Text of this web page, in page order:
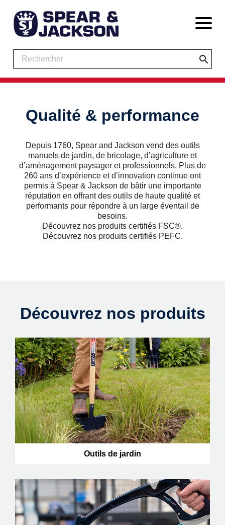
search
Qualité & performance
Depuis 1760, Spear and Jackson vend des outils
manuels de jardin, de bricolage, d’agriculture et
d’aménagement paysager et professionnels. Plus de
260 ans d’expérience et d’innovation continue ont
permis à Spear & Jackson de bâtir une importante
réputation en offrant des outils de haute qualité et
performants pour répondre à un large éventail de
besoins.
Découvrez nos produits certifiés FSC®.
Découvrez nos produits certifiés PEFC.
Découvrez nos produits
Outils de jardin